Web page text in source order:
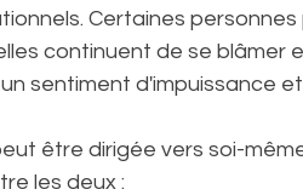
Certaines
continuent de se blâmer
sentiment d'impuissance
être dirigée vers soi-
les deux :